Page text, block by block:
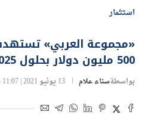
استثمار
«مجموعة العربي»
500 مليون دولار بحلول 2025
بواسطةسناء علام 13 يونيو 2021 | 11:07 ص